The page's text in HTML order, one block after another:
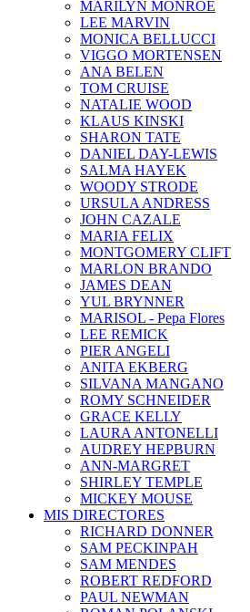
MARILYN MONROE
LEE MARVIN
MONICA BELLUCCI
VIGGO MORTENSEN
ANA BELEN
TOM CRUISE
NATALIE WOOD
KLAUS KINSKI
SHARON TATE
DANIEL DAY-LEWIS
SALMA HAYEK
WOODY STRODE
URSULA ANDRESS
JOHN CAZALE
MARIA FELIX
MONTGOMERY CLIFT
MARLON BRANDO
JAMES DEAN
YUL BRYNNER
MARISOL - Pepa Flores
LEE REMICK
PIER ANGELI
ANITA EKBERG
SILVANA MANGANO
ROMY SCHNEIDER
GRACE KELLY
LAURA ANTONELLI
AUDREY HEPBURN
ANN-MARGRET
SHIRLEY TEMPLE
MICKEY MOUSE
MIS DIRECTORES
RICHARD DONNER
SAM PECKINPAH
SAM MENDES
ROBERT REDFORD
PAUL NEWMAN